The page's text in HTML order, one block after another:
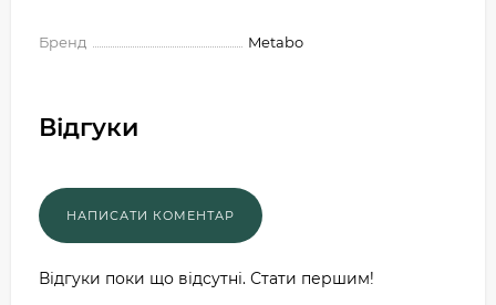
Бренд Metabo
Відгуки
Відгуки поки що відсутні. Стати першим!